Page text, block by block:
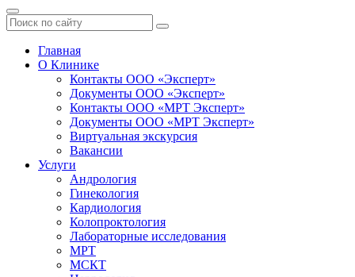
Главная
О Клинике
Контакты ООО «Эксперт»
Документы ООО «Эксперт»
Контакты ООО «МРТ Эксперт»
Документы ООО «МРТ Эксперт»
Виртуальная экскурсия
Вакансии
Услуги
Андрология
Гинекология
Кардиология
Колопроктология
Лабораторные исследования
МРТ
МСКТ